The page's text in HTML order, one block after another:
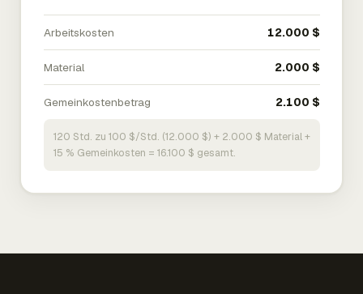
Arbeitskosten 12.000 $
Material 2.000 $
Gemeinkostenbetrag 2.100 $
120 Std. zu 100 $/Std. (12.000 $) + 2.000 $ Material +
15 % Gemeinkosten = 16.100 $ gesamt.